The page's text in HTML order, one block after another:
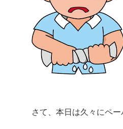
さて、本日は久々にペ